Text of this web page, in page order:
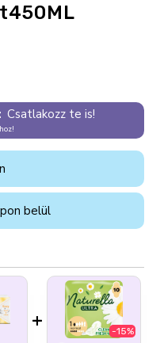
Csatlakozz te is!
belül
+
-15%